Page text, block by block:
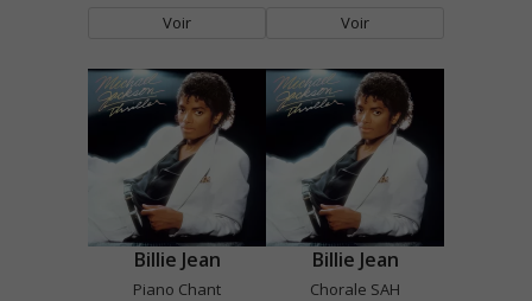
Voir
Voir
Billie Jean
Piano Chant
Billie Jean
Chorale SAH